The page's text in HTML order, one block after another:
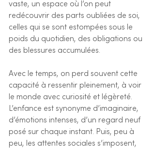
vaste, un espace où l’on peut
redécouvrir des parts oubliées de soi,
celles qui se sont estompées sous le
poids du quotidien, des obligations ou
des blessures accumulées.
Avec le temps, on perd souvent cette
capacité à ressentir pleinement, à voir
le monde avec curiosité et légèreté.
L’enfance est synonyme d’imaginaire,
d’émotions intenses, d’un regard neuf
posé sur chaque instant. Puis, peu à
peu, les attentes sociales s’imposent,